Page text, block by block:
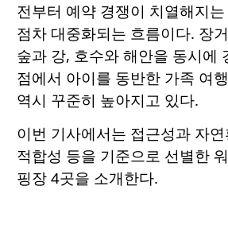
전부터 예약 경쟁이 치열해지
점차 대중화되는 흐름이다. 장
숲과 강, 호수와 해안을 동시에
점에서 아이를 동반한 가족 여
역시 꾸준히 높아지고 있다.
이번 기사에서는 접근성과 자
적합성 등을 기준으로 선별한
핑장 4곳을 소개한다.